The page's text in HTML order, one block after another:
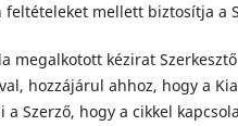
mellett biztosítja a
megalkotott kézirat
hozzájárul ahhoz, hogy a
a Szerző, hogy a cikkel